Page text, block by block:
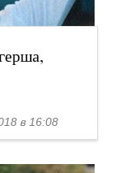
в 16:08